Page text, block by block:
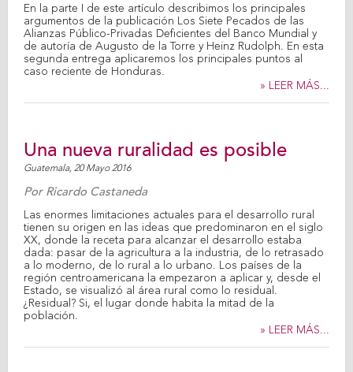
En la parte I de este artículo describimos los principales
argumentos de la publicación Los Siete Pecados de las
Alianzas Público-Privadas Deficientes del Banco Mundial y
de autoría de Augusto de la Torre y Heinz Rudolph. En esta
segunda entrega aplicaremos los principales puntos al
caso reciente de Honduras.
» LEER MÁS...
Una nueva ruralidad es posible
Guatemala, 20 Mayo 2016
Por Ricardo Castaneda
Las enormes limitaciones actuales para el desarrollo rural
tienen su origen en las ideas que predominaron en el siglo
XX, donde la receta para alcanzar el desarrollo estaba
dada: pasar de la agricultura a la industria, de lo retrasado
a lo moderno, de lo rural a lo urbano. Los países de la
región centroamericana la empezaron a aplicar y, desde el
Estado, se visualizó al área rural como lo residual.
¿Residual? Si, el lugar donde habita la mitad de la
población.
» LEER MÁS...